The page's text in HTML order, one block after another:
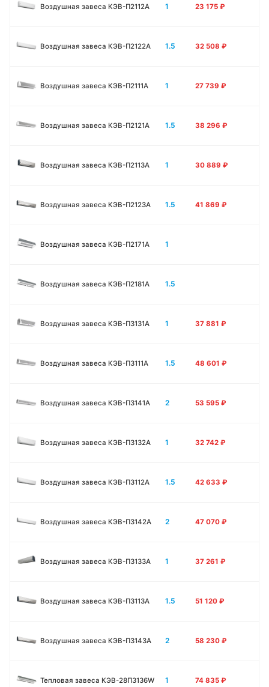
Воздушная завеса КЭВ-П2112А 1 23 175 ₽
Воздушная завеса КЭВ-П2122А 1.5 32 508 ₽
Воздушная завеса КЭВ-П2111A 1 27 739 ₽
Воздушная завеса КЭВ-П2121A 1.5 38 296 ₽
Воздушная завеса КЭВ-П2113A 1 30 889 ₽
Воздушная завеса КЭВ-П2123A 1.5 41 869 ₽
Воздушная завеса КЭВ-П2171A 1
Воздушная завеса КЭВ-П2181A 1.5
Воздушная завеса КЭВ-П3131A 1 37 881 ₽
Воздушная завеса КЭВ-П3111A 1.5 48 601 ₽
Воздушная завеса КЭВ-П3141A 2 53 595 ₽
Воздушная завеса КЭВ-П3132A 1 32 742 ₽
Воздушная завеса КЭВ-П3112A 1.5 42 633 ₽
Воздушная завеса КЭВ-П3142A 2 47 070 ₽
Воздушная завеса КЭВ-П3133А 1 37 261 ₽
Воздушная завеса КЭВ-П3113А 1.5 51 120 ₽
Воздушная завеса КЭВ-П3143А 2 58 230 ₽
Тепловая завеса КЭВ-28П3136W 1 74 835 ₽